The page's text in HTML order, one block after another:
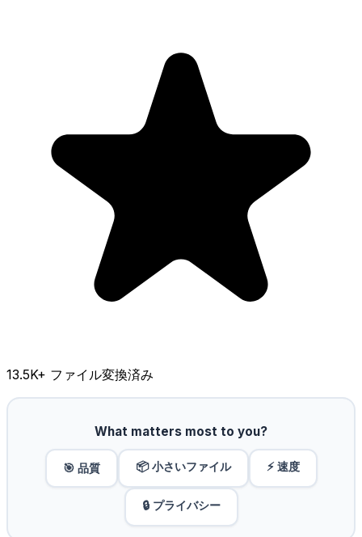
13.5K+ ファイル変換済み
What matters most to you?
🎯 品質 📦 小さいファイル ⚡ 速度
🔒 プライバシー